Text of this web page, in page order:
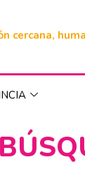
cercana,